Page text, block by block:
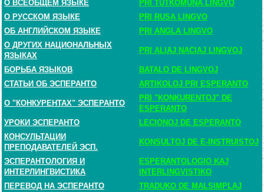
О ВСЕОБЩЕМ ЯЗЫКЕ
PRI TUTKOMUNA LINGVO
О РУССКОМ ЯЗЫКЕ
PRI RUSA LINGVO
ОБ АНГЛИЙСКОМ ЯЗЫКЕ
PRI ANGLA LINGVO
О ДРУГИХ НАЦИОНАЛЬНЫХ
ЯЗЫКАХ
PRI ALIAJ NACIAJ LINGVOJ
БОРЬБА ЯЗЫКОВ
BATALO DE LINGVOJ
СТАТЬИ ОБ ЭСПЕРАНТО
ARTIKOLOJ PRI ESPERANTO
О "КОНКУРЕНТАХ" ЭСПЕРАНТО
PRI "KONKURENTOJ" DE
ESPERANTO
УРОКИ ЭСПЕРАНТО
LECIONOJ DE ESPERANTO
КОНСУЛЬТАЦИИ
ПРЕПОДАВАТЕЛЕЙ ЭСП.
KONSULTOJ DE E-INSTRUISTOJ
ЭСПЕРАНТОЛОГИЯ И
ИНТЕРЛИНГВИСТИКА
ESPERANTOLOGIO KAJ
INTERLINGVISTIKO
ПЕРЕВОД НА ЭСПЕРАНТО
TRADUKO DE MALSIMPLAJ